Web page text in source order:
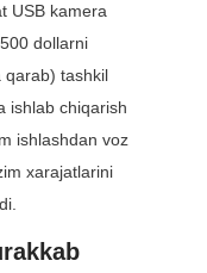
USB kamera
dollarni
qarab) tashkil
ishlab chiqarish
ishlashdan voz
xarajatlarini